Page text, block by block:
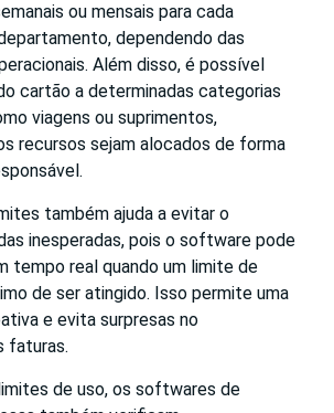
ou mensais para cada
dependendo das
Além disso, é possível
cartão a determinadas categorias
viagens ou suprimentos,
recursos sejam alocados de forma
também ajuda a evitar o
inesperadas, pois o software pode
tempo real quando um limite de
de ser atingido. Isso permite uma
e evita surpresas no
faturas.
de uso, os softwares de